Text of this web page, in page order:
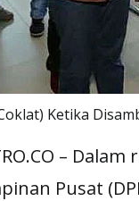
Ketika
–
Pusat